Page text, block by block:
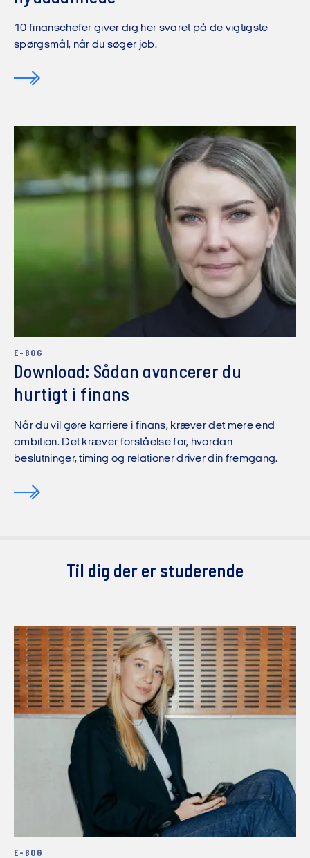
10 finanschefer giver dig her svaret på de vigtigste
spørgsmål, når du søger job.
E-BOG
Download: Sådan avancerer du
hurtigt i finans
Når du vil gøre karriere i finans, kræver det mere end
ambition. Det kræver forståelse for, hvordan
beslutninger, timing og relationer driver din fremgang.
Til dig der er studerende
E-BOG